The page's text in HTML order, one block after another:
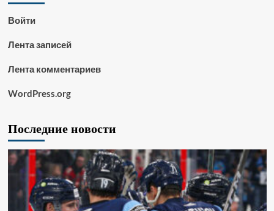
Войти
Лента записей
Лента комментариев
WordPress.org
Последние новости